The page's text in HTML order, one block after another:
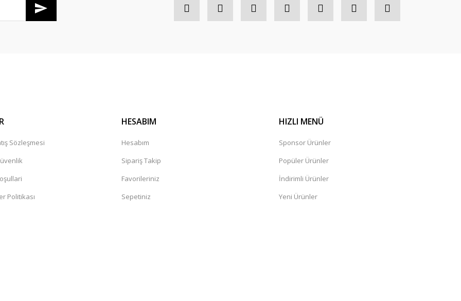
Sözleşmesi
Politikası
HESABIM
Hesabım
Sipariş Takip
Favorileriniz
Sepetiniz
HIZLI MENÜ
Sponsor Ürünler
Popüler Ürünler
İndirimli Ürünler
Yeni Ürünler